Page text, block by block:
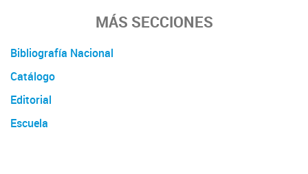
MÁS SECCIONES
Bibliografía Nacional
Catálogo
Editorial
Escuela